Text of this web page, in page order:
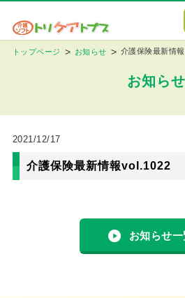
トップページ お知らせ 介護保険最新情
お知らせ
2021/12/17
介護保険最新情報vol.1022
お知らせ